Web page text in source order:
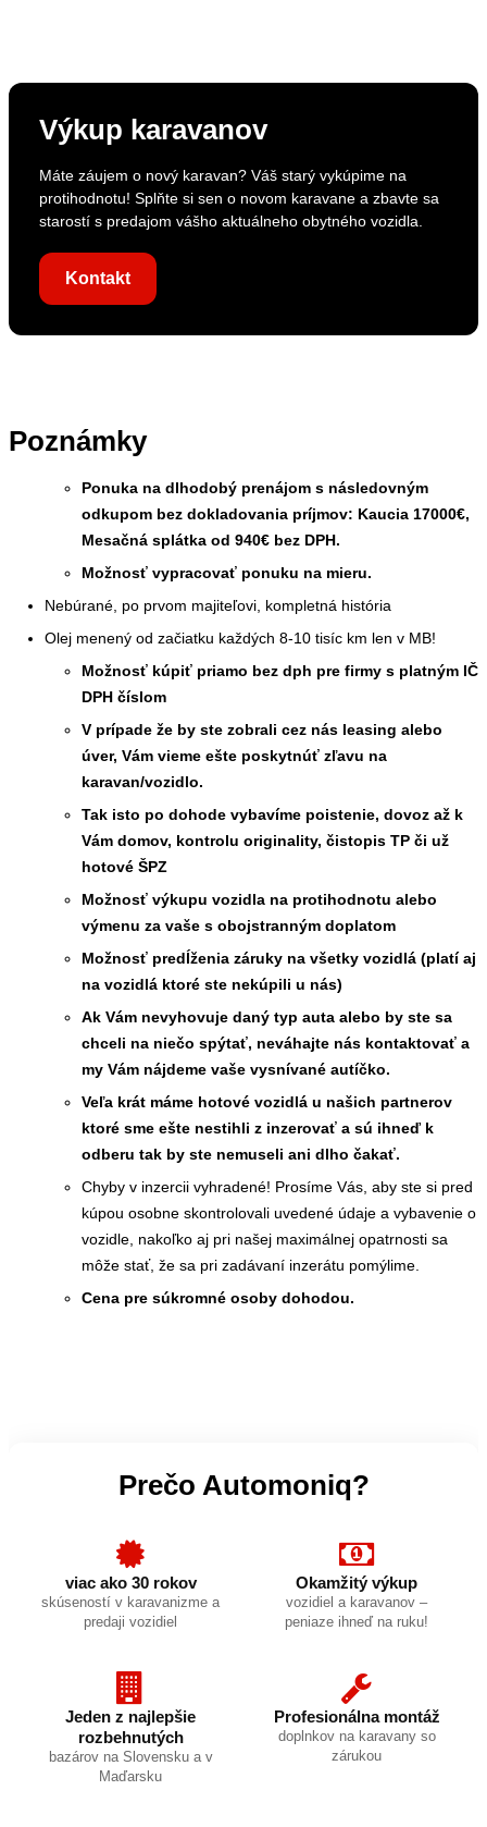
Výkup karavanov
Máte záujem o nový karavan? Váš starý vykúpime na
protihodnotu! Splňte si sen o novom karavane a zbavte sa
starostí s predajom vášho aktuálneho obytného vozidla.
Kontakt
Poznámky
Ponuka na dlhodobý prenájom s následovným
odkupom bez dokladovania príjmov: Kaucia 17000€,
Mesačná splátka od 940€ bez DPH.
Možnosť vypracovať ponuku na mieru.
Nebúrané, po prvom majiteľovi, kompletná história
Olej menený od začiatku každých 8-10 tisíc km len v MB!
Možnosť kúpiť priamo bez dph pre firmy s platným IČ
DPH číslom
V prípade že by ste zobrali cez nás leasing alebo
úver, Vám vieme ešte poskytnúť zľavu na
karavan/vozidlo.
Tak isto po dohode vybavíme poistenie, dovoz až k
Vám domov, kontrolu originality, čistopis TP či už
hotové ŠPZ
Možnosť výkupu vozidla na protihodnotu alebo
výmenu za vaše s obojstranným doplatom
Možnosť predĺženia záruky na všetky vozidlá (platí aj
na vozidlá ktoré ste nekúpili u nás)
Ak Vám nevyhovuje daný typ auta alebo by ste sa
chceli na niečo spýtať, neváhajte nás kontaktovať a
my Vám nájdeme vaše vysnívané autíčko.
Veľa krát máme hotové vozidlá u našich partnerov
ktoré sme ešte nestihli z inzerovať a sú ihneď k
odberu tak by ste nemuseli ani dlho čakať.
Chyby v inzercii vyhradené! Prosíme Vás, aby ste si pred
kúpou osobne skontrolovali uvedené údaje a vybavenie o
vozidle, nakoľko aj pri našej maximálnej opatrnosti sa
môže stať, že sa pri zadávaní inzerátu pomýlime.
Cena pre súkromné osoby dohodou.
Prečo Automoniq?
viac ako 30 rokov
skúseností v karavanizme a
predaji vozidiel
Okamžitý výkup
vozidiel a karavanov –
peniaze ihneď na ruku!
Jeden z najlepšie
rozbehnutých
bazárov na Slovensku a v
Maďarsku
Profesionálna montáž
doplnkov na karavany so
zárukou